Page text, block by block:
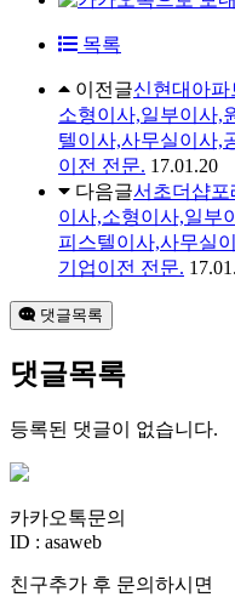
목록
이전글신현대아
소형이사,일부이사,
텔이사,사무실이사,
이전 전문. 17.01.20
다음글서초더샵
이사,소형이사,일부
피스텔이사,사무실
기업이전 전문.
댓글목록
댓글목록
등록된 댓글이 없습니다.
카카오톡문의
ID : asaweb
친구추가 후 문의하시면